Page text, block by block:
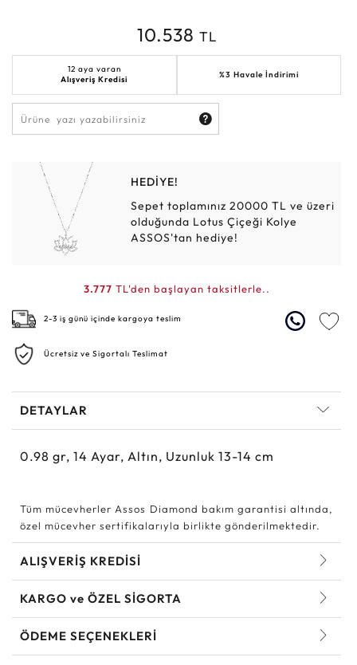
10.538 TL
12 aya varan
Alışveriş Kredisi
%3 Havale İndirimi
HEDİYE!
Sepet toplamınız 20000 TL ve üzeri
olduğunda Lotus Çiçeği Kolye
ASSOS'tan hediye!
3.777 TL'den başlayan taksitlerle..
2-3 iş günü içinde kargoya teslim
Ücretsiz ve Sigortalı Teslimat
DETAYLAR
0.98 gr, 14 Ayar, Altın, Uzunluk 13-14 cm
Tüm mücevherler Assos Diamond bakım garantisi altında,
özel mücevher sertifikalarıyla birlikte gönderilmektedir.
ALIŞVERİŞ KREDİSİ
KARGO ve ÖZEL SİGORTA
ÖDEME SEÇENEKLERİ